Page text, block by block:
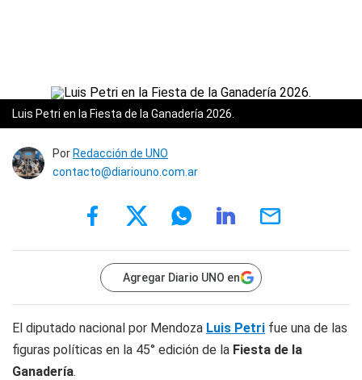
Luis Petri en la Fiesta de la Ganadería 2026.
Por Redacción de UNO
contacto@diariouno.com.ar
Agregar Diario UNO en
El diputado nacional por Mendoza Luis Petri fue una de las
figuras políticas en la 45° edición de la Fiesta de la
Ganadería.